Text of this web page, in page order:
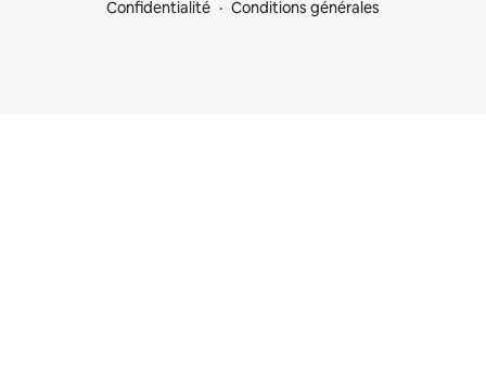
Confidentialité Conditions générales